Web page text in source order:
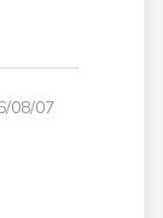
08/07